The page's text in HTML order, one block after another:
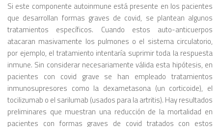
Si este componente autoinmune está presente en los pacientes
que desarrollan formas graves de covid, se plantean algunos
tratamientos específicos. Cuando estos auto-anticuerpos
atacaran masivamente los pulmones o el sistema circulatorio,
por ejemplo, el tratamiento intentaría suprimir toda la respuesta
inmune. Sin considerar necesariamente válida esta hipótesis, en
pacientes con covid grave se han empleado tratamientos
inmunosupresores como la dexametasona (un corticoide), el
tocilizumab o el sarilumab (usados para la artritis). Hay resultados
preliminares que muestran una reducción de la mortalidad en
pacientes con formas graves de covid tratados con estos